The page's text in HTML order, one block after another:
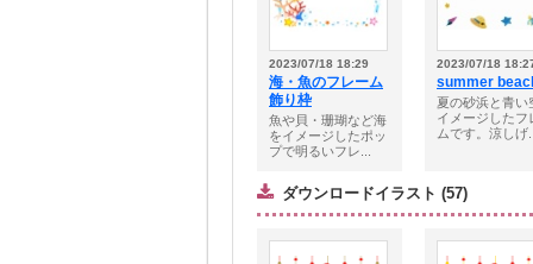
2023/07/18 18:29
海・魚のフレーム
飾り枠
魚や貝・珊瑚など海
をイメージしたポッ
プで明るいフレ...
2023/07/18
summer
夏の砂浜と青い
イメージしたフ
ムです。涼しげ
ダウンロードイラスト (57)